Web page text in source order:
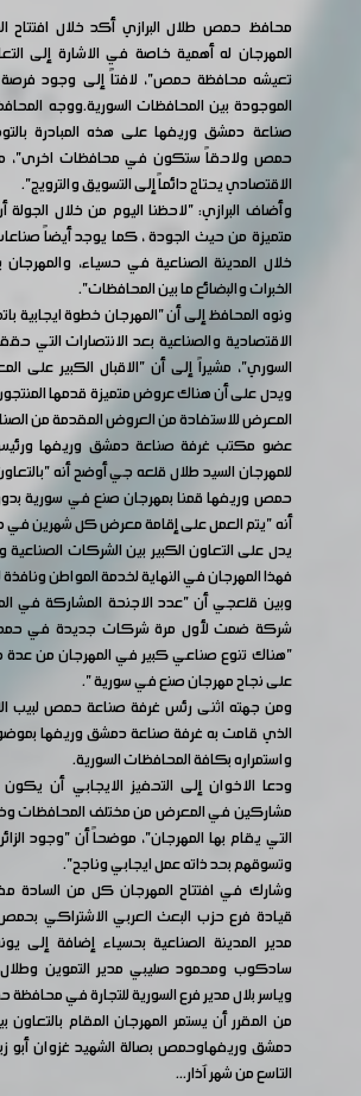
محافظ حمص طلال البرازي أكد خلال افتتاح
المهرجان له أهمية خاصة في الاشارة إلى
تعيشه محافظة حمص"، لافتاً إلى وجود فرصة
الموجودة بين المحافظات السورية.ووجه
صناعة دمشق وريفها على هذه المبادرة
حمص ولاحقاً ستكون في محافظات اخرى"،
الاقتصادي يحتاج دائماً إلى التسويق والترويج".
وأضاف البرازي: "لاحظنا اليوم من خلال
متميزة من حيث الجودة ، كما يوجد أيضاً
خلال المدينة الصناعية في حسياء،
الخبرات والبضائع ما بين المحافظات".
ونوه المحافظ إلى أن "المهرجان خطوة ايجابية
الاقتصادية والصناعية بعد الانتصارات التي
السوري"، مشيراً إلى أن "الاقبال الكبير على
ويدل على أن هناك عروض متميزة قدمها المنتجون
المعرض للاستفادة من العروض المقدمة من
عضو مكتب غرفة صناعة دمشق وريفها ورئيس
للمهرجان السيد طلال قلعه جي أوضح أنه
أنه "يتم العمل على إقامة معرض كل شهرين
يدل على التعاون الكبير بين الشركات الصناعية
فهذا المهرجان في النهاية لخدمة المواطن
شركة ضمت لأول مرة شركات جديدة في
"هناك تنوع صناعي كبير في المهرجان من
على نجاح مهرجان صنع في سورية ".
ومن جهته اثنى رئس غرفة صناعة حمص لبيب
الذي قامت به غرفة صناعة دمشق وريفها
واستمراره بكافة المحافظات السورية.
ودعا الاخوان إلى التحفيز الايجابي أن
مشاركين في المعرض من مختلف المحافظات
التي يقام بها المهرجان"، موضحاً أن "وجود
وتسوقهم بحد ذاته عمل ايجابي وناجح".
وشارك في افتتاح المهرجان كل من السادة
قيادة فرع حزب البعث العربي الاشتراكي
مدير المدينة الصناعية بحسياء إضافة إلى
سادكوب ومحمود صليبي مدير التموين وطلال
وياسر بلال مدير فرع السورية للتجارة في
من المقرر أن يستمر المهرجان المقام
دمشق وريفهاوحمص بصالة الشهيد غزوان أبو
التاسع من شهر آذار...